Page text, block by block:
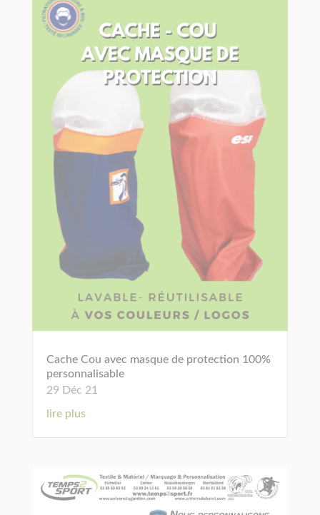
Cache Cou avec masque de protection 100%
personnalisable
29 Déc 21
lire plus